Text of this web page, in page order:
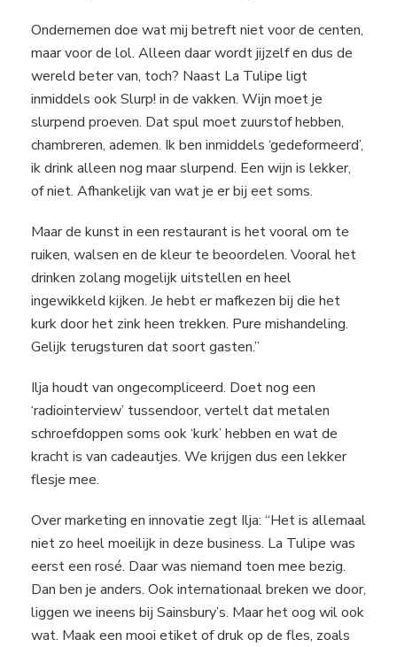
Ondernemen doe wat mij betreft niet voor de centen,
maar voor de lol. Alleen daar wordt jijzelf en dus de
wereld beter van, toch? Naast La Tulipe ligt
inmiddels ook Slurp! in de vakken. Wijn moet je
slurpend proeven. Dat spul moet zuurstof hebben,
chambreren, ademen. Ik ben inmiddels ‘gedeformeerd’,
ik drink alleen nog maar slurpend. Een wijn is lekker,
of niet. Afhankelijk van wat je er bij eet soms.
Maar de kunst in een restaurant is het vooral om te
ruiken, walsen en de kleur te beoordelen. Vooral het
drinken zolang mogelijk uitstellen en heel
ingewikkeld kijken. Je hebt er mafkezen bij die het
kurk door het zink heen trekken. Pure mishandeling.
Gelijk terugsturen dat soort gasten.”
Ilja houdt van ongecompliceerd. Doet nog een
‘radiointerview’ tussendoor, vertelt dat metalen
schroefdoppen soms ook ‘kurk’ hebben en wat de
kracht is van cadeautjes. We krijgen dus een lekker
flesje mee.
Over marketing en innovatie zegt Ilja: “Het is allemaal
niet zo heel moeilijk in deze business. La Tulipe was
eerst een rosé. Daar was niemand toen mee bezig.
Dan ben je anders. Ook internationaal breken we door,
liggen we ineens bij Sainsbury’s. Maar het oog wil ook
wat. Maak een mooi etiket of druk op de fles, zoals